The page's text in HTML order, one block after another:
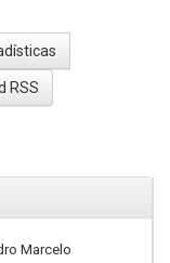
RSS
Marcelo